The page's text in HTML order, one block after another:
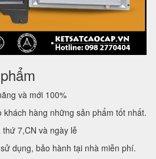
và mới 100%
hàng những sản phẩm tốt nhất.
7,CN và ngày lễ
dụng, bảo hành tại nhà miễn phí.